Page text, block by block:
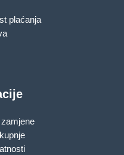
plaćanja